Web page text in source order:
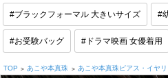
#ブラックフォーマル 大きいサイズ #
#お受験バッグ #ドラマ映画 女優着用
TOP > あこや本真珠 > あこや本真珠ピアス・イヤ